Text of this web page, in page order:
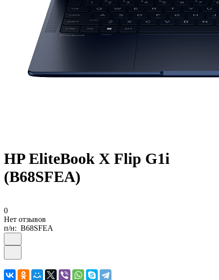
HP EliteBook X Flip G1i
(B68SFEA)
0
Нет отзывов
п/н: B68SFEA